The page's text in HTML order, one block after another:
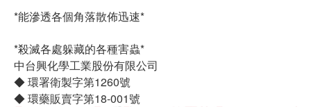
*能滲透各個角落散佈迅速*
*殺滅各處躲藏的各種害蟲*
中台興化學工業股份有限公司
◆ 環署衛製字第1260號
◆ 環藥販賣字第18-001號